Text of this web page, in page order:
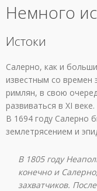
Немного
Истоки
Салерно, как и
известным со времен
римлян, в свою
развиваться в XI веке.
В 1694 году Салерно
землетрясением и
В 1805 году
конечно и
захватчиков.